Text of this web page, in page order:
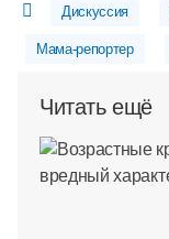
Дискуссия
Мама-репортер
Читать ещё